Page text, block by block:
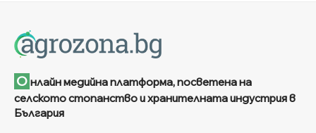
О нлайн медийна платформа, посветена на
селското стопанство и хранителната индустрия в
България